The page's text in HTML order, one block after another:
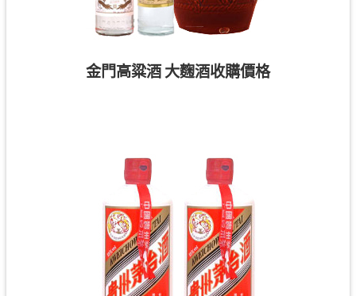
金門高粱酒 大麴酒收購價格